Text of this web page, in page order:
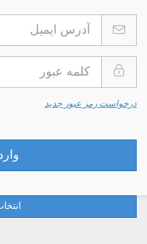
درخواست رمز عبور جدید